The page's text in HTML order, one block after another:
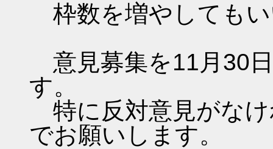
枠数を増やしても
意見募集を11月30
す。
特に反対意見がな
でお願いします。